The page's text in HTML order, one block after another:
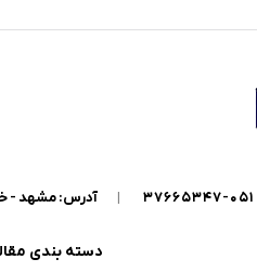
| آدرس: مشهد - خیابان گاراژدارها - داخل
دسته بندی